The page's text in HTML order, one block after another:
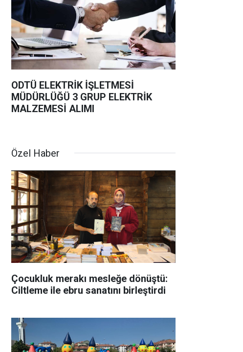
ODTÜ ELEKTRİK İŞLETMESİ
MÜDÜRLÜĞÜ 3 GRUP ELEKTRİK
MALZEMESİ ALIMI
Özel Haber
Çocukluk merakı mesleğe dönüştü:
Ciltleme ile ebru sanatını birleştirdi